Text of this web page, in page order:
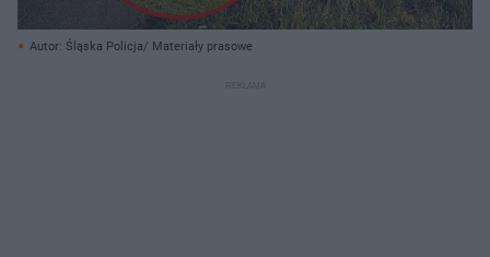
Autor: Śląska Policja/ Materiały prasowe